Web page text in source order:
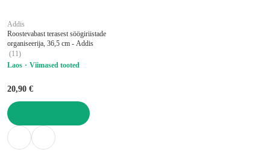
Addis
Roostevabast terasest söögiriistade
organiseerija, 36,5 cm - Addis
(11)
Laos
Viimased tooted
20,90 €
LISA OSTUKORVI